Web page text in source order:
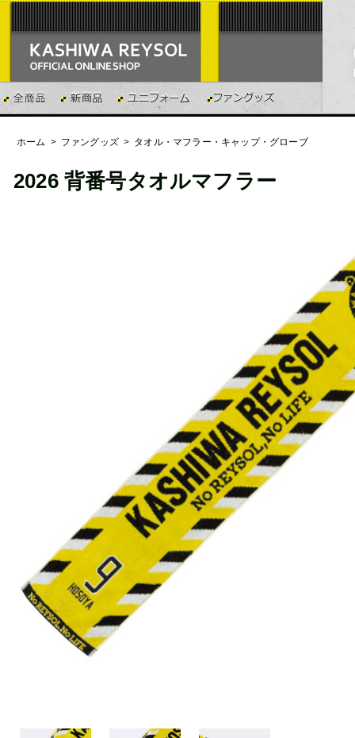
ホーム > ファングッズ > タオル・マフラー・キャップ・グローブ
2026 背番号タオルマフラー